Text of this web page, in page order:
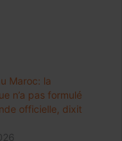
Maroc: la
n’a pas formulé
officielle, dixit